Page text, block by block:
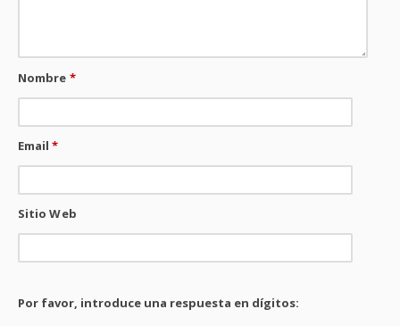
Nombre *
Email*
Sitio Web
Por favor, introduce una respuesta en dígitos: